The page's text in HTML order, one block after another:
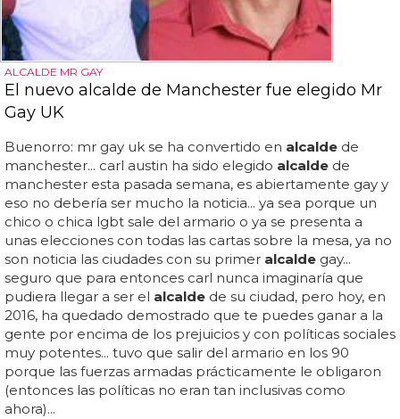
ALCALDE MR GAY
El nuevo alcalde de Manchester fue elegido Mr
Gay UK
Buenorro: mr gay uk se ha convertido en alcalde de
manchester... carl austin ha sido elegido alcalde de
manchester esta pasada semana, es abiertamente gay y
eso no debería ser mucho la noticia... ya sea porque un
chico o chica lgbt sale del armario o ya se presenta a
unas elecciones con todas las cartas sobre la mesa, ya no
son noticia las ciudades con su primer alcalde gay...
seguro que para entonces carl nunca imaginaría que
pudiera llegar a ser el alcalde de su ciudad, pero hoy, en
2016, ha quedado demostrado que te puedes ganar a la
gente por encima de los prejuicios y con políticas sociales
muy potentes... tuvo que salir del armario en los 90
porque las fuerzas armadas prácticamente le obligaron
(entonces las políticas no eran tan inclusivas como
ahora)...